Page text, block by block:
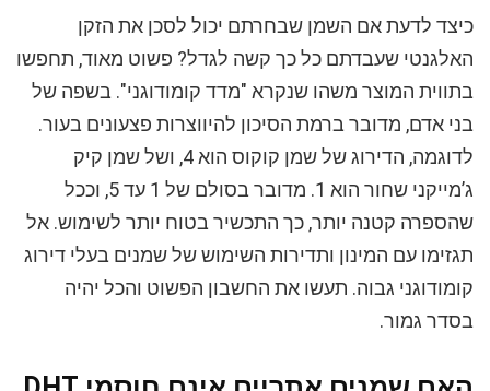
כיצד לדעת אם השמן שבחרתם יכול לסכן את הזקן
האלגנטי שעבדתם כל כך קשה לגדל? פשוט מאוד, תחפשו
בתווית המוצר משהו שנקרא "מדד קומודוגני". בשפה של
בני אדם, מדובר ברמת הסיכון להיווצרות פצעונים בעור.
לדוגמה, הדירוג של שמן קוקוס הוא 4, ושל שמן קיק
ג’מייקני שחור הוא 1. מדובר בסולם של 1 עד 5, וככל
שהספרה קטנה יותר, כך התכשיר בטוח יותר לשימוש. אל
תגזימו עם המינון ותדירות השימוש של שמנים בעלי דירוג
קומודוגני גבוה. תעשו את החשבון הפשוט והכל יהיה
בסדר גמור.